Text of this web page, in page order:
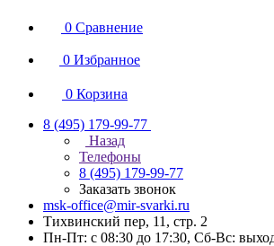
0 Сравнение
0 Избранное
0 Корзина
8 (495) 179-99-77
Назад
Телефоны
8 (495) 179-99-77
Заказать звонок
msk-office@mir-svarki.ru
Тихвинский пер, 11, стр. 2
Пн-Пт: с 08:30 до 17:30, Сб-Вс: